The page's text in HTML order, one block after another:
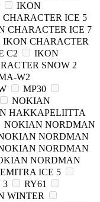
IKON
ICE 5
CHARACTER ICE 7
IKON CHARACTER
C2
IKON
SNOW 2
W2
MP30
NOKIAN
HAKKAPELIITTA
NOKIAN NORDMAN
NORDMAN
NORDMAN
NORDMAN
ICE 5
3
RY61
WINTER